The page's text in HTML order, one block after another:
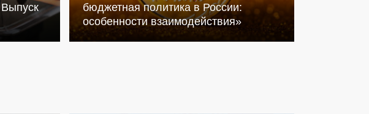
бюджетная политика в России:
особенности взаимодействия»